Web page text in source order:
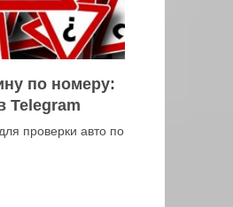
по номеру:
Telegram
проверки авто по